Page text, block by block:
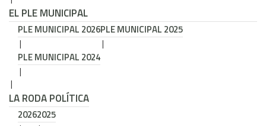
EL PLE MUNICIPAL
PLE MUNICIPAL 2026PLE MUNICIPAL 2025
PLE MUNICIPAL 2024
LA RODA POLÍTICA
20262025